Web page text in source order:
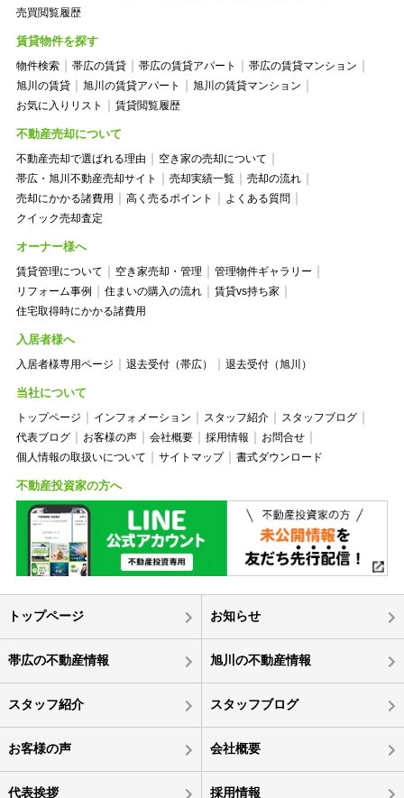
売買閲覧履歴
賃貸物件を探す
物件検索 帯広の賃貸 帯広の賃貸アパート
帯広の賃貸マンション
旭川の賃貸
旭川の賃貸アパート
旭川の賃貸マンション
お気に入りリスト
賃貸閲覧履歴
不動産売却について
不動産売却で選ばれる理由
空き家の売却について
帯広・旭川不動産売却サイト
売却実績一覧
売却の流れ
売却にかかる諸費用
高く売るポイント
よくある質問
クイック売却査定
オーナー様へ
賃貸管理について 空き家売却・管理
管理物件ギャラリー
リフォーム事例
住まいの購入の流れ
賃貸vs持ち家
住宅取得時にかかる諸費用
入居者様へ
入居者様専用ページ 退去受付（帯広） 退去受付（旭川）
当社について
トップページ インフォメーション スタッフ紹介
スタッフブログ
代表ブログ
お客様の声 会社概要 採用情報
お問合せ
個人情報の取扱いについて
サイトマップ 書式ダウンロード
不動産投資家の方へ
トップページ お知らせ
帯広の不動産情報 旭川の不動産情報
スタッフ紹介 スタッフブログ
お客様の声 会社概要
代表挨拶 採用情報